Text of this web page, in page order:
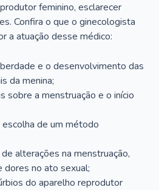
feminino, esclarecer
Confira o que o ginecologista
a atuação desse médico:
e o desenvolvimento das
da menina;
sobre a menstruação e o início
de um método
alterações na menstruação,
dores no ato sexual;
do aparelho reprodutor